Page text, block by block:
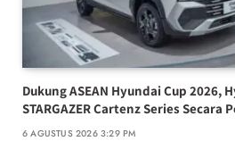
Dukung ASEAN Hyundai Cup 2026,
STARGAZER Cartenz Series Secara
6 AGUSTUS 2026 3:29 PM